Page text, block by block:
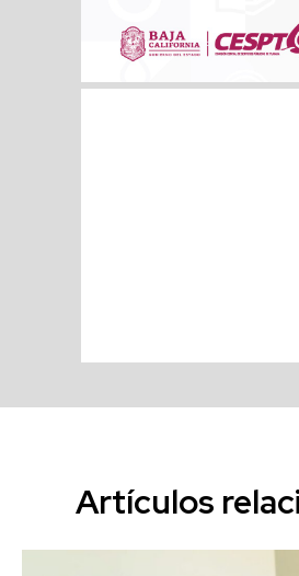
Artículos